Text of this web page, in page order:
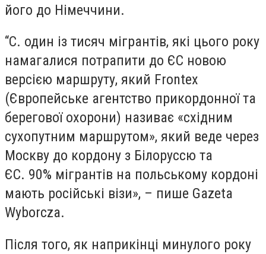
його до Німеччини.
“С. один із тисяч мігрантів, які цього року
намагалися потрапити до ЄС новою
версією маршруту, який Frontex
(Європейське агентство прикордонної та
берегової охорони) називає «східним
сухопутним маршрутом», який веде через
Москву до кордону з Білоруссю та
ЄС. 90% мігрантів на польському кордоні
мають російські візи», – пише Gazeta
Wyborcza.
Після того, як наприкінці минулого року